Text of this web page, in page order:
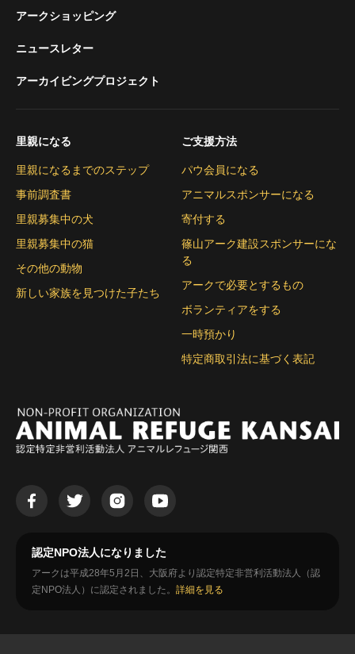
アークショッピング
ニュースレター
アーカイビングプロジェクト
里親になる
里親になるまでのステップ
事前調査書
里親募集中の犬
里親募集中の猫
その他の動物
新しい家族を見つけた子たち
ご支援方法
パウ会員になる
アニマルスポンサーになる
寄付する
篠山アーク建設スポンサーにな
る
アークで必要とするもの
ボランティアをする
一時預かり
特定商取引法に基づく表記
認定NPO法人になりました
アークは平成28年5月2日、大阪府より認定特定非営利活動法人（認
定NPO法人）に認定されました。 詳細を見る